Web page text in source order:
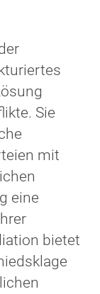
Sie
mit
eine
bietet